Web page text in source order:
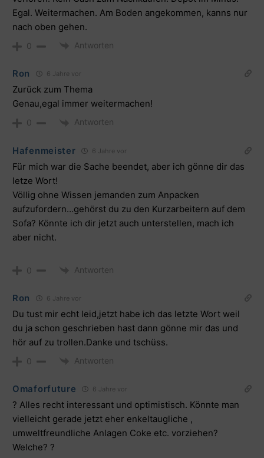
Egal. Weitermachen. Am Boden angekommen, kanns nur
nach oben gehen.
0 Antworten
Ron 6 Jahre vor
Zurück zum Thema
Genau,egal immer weitermachen!
0 Antworten
Hafenmeister 6 Jahre vor
Für mich war die Sache beendet, aber ich gönne dir das
letze Wort!
Völlig ohne Wissen jemanden zum Anpacken
aufzufordern…gehörst du zu den Kurzarbeitern auf dem
Sofa? Könnte ich dir jetzt auch unterstellen, mach ich
aber nicht.
0 Antworten
Ron 6 Jahre vor
Du tust mir echt leid,jetzt habe ich das letzte Wort weil
du ja schon geschrieben hast dann gönne mir das und
hör auf zu trollen.Danke und tschüss.
0 Antworten
Omaforfuture 6 Jahre vor
? Alles recht interessant und optimistisch. Könnte man
vielleicht gerade jetzt eher enkeltaugliche ,
umweltfreundliche Anlagen Coke etc. vorziehen?
Welche? ?